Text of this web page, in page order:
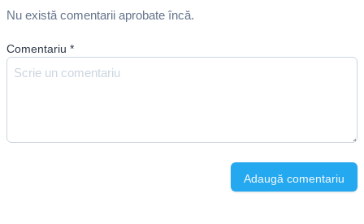
Nu există comentarii aprobate încă.
Comentariu *
Adaugă comentariu